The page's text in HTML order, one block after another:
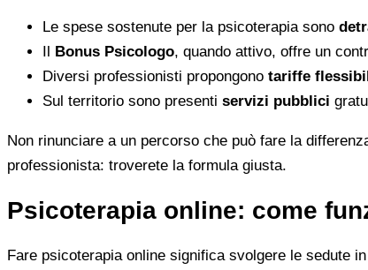
Le spese sostenute per la psicoterapia sono
Il Bonus Psicologo, quando attivo, offre un
Diversi professionisti propongono tariffe
Sul territorio sono presenti servizi pubblici
Non rinunciare a un percorso che può fare la
professionista: troverete la formula giusta.
Psicoterapia online: come
Fare psicoterapia online significa svolgere le sedute